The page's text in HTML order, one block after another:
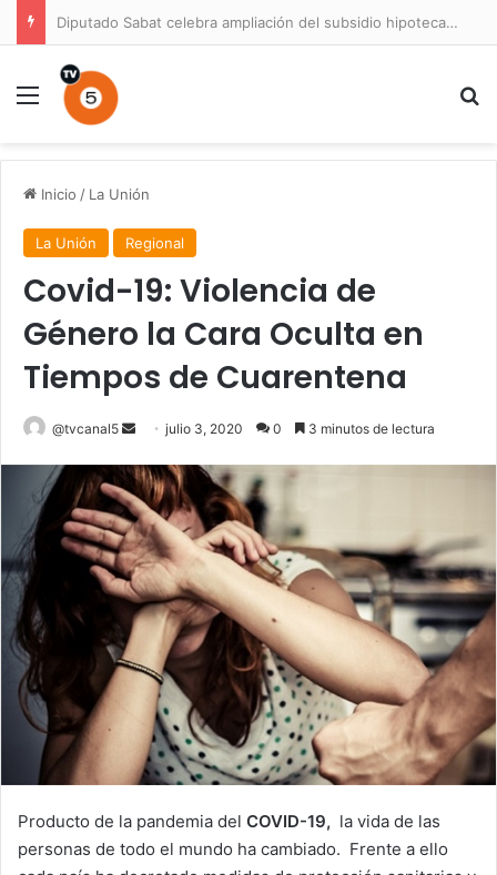
Diputado Sabat celebra ampliación del subsidio hipotecario con viviendas de hasta 6.000 UF
Menú
Inicio / La Unión
La Unión Regional
Covid-19: Violencia de
Género la Cara Oculta en
Tiempos de Cuarentena
@tvcanal5
Send
email
julio 3, 2020 0 3 minutos de lectura
Producto de la pandemia del COVID-19, la vida de las
personas de todo el mundo ha cambiado. Frente a ello